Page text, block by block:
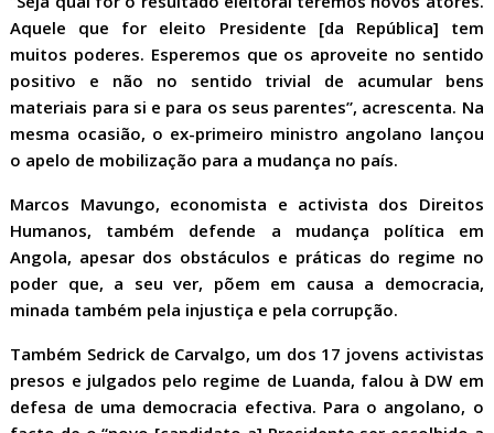
Aquele que for eleito Presidente [da República] tem
muitos poderes. Esperemos que os aproveite no sentido
positivo e não no sentido trivial de acumular bens
materiais para si e para os seus parentes”, acrescenta. Na
mesma ocasião, o ex-primeiro ministro angolano lançou
o apelo de mobilização para a mudança no país.
Marcos Mavungo, economista e activista dos Direitos
Humanos, também defende a mudança política em
Angola, apesar dos obstáculos e práticas do regime no
poder que, a seu ver, põem em causa a democracia,
minada também pela injustiça e pela corrupção.
Também Sedrick de Carvalgo, um dos 17 jovens activistas
presos e julgados pelo regime de Luanda, falou à DW em
defesa de uma democracia efectiva. Para o angolano, o